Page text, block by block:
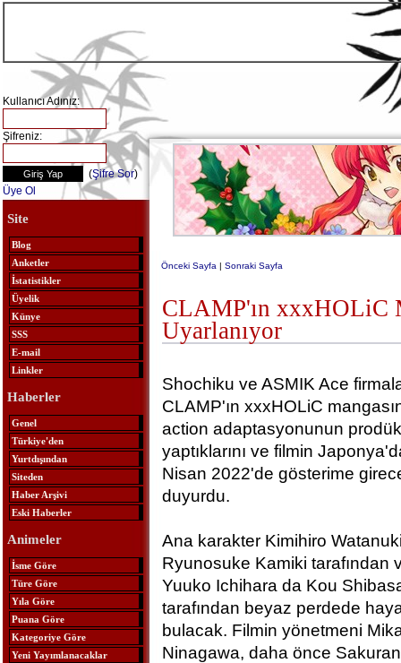
Kullanıcı Adınız:
Şifreniz:
(Şifre Sor)
Üye Ol
Site
Blog
Anketler
İstatistikler
Üyelik
Künye
SSS
E-mail
Linkler
Haberler
Genel
Türkiye'den
Yurtdışından
Siteden
Haber Arşivi
Eski Haberler
Animeler
İsme Göre
Türe Göre
Yıla Göre
Puana Göre
Kategoriye Göre
Yeni Yayımlanacaklar
Önceki Sayfa | Sonraki Sayfa
CLAMP'ın xxxHOLiC
Uyarlanıyor
Shochiku ve ASMIK Ace
CLAMP'ın xxxHOLiC
action adaptasyonunun
yaptıklarını ve filmin
Nisan 2022'de gösterime
duyurdu.
Ana karakter Kimihiro
Ryunosuke Kamiki tarafından
Yuuko Ichihara da Kou
tarafından beyaz perdede
bulacak. Filmin yönetmeni
Ninagawa, daha önce